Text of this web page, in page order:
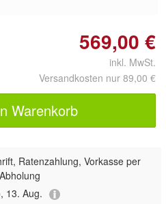
569,00 €
inkl. MwSt.
Versandkosten nur 89,00 €
Warenkorb
Ratenzahlung, Vorkasse per
13. Aug.